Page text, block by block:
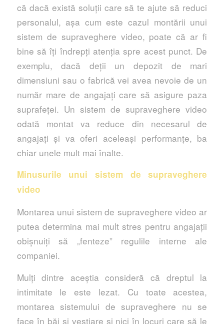
că dacă există soluții care să te ajute să reduci
personalul, așa cum este cazul montării unui
sistem de supraveghere video, poate că ar fi
bine să îți îndrepți atenția spre acest punct. De
exemplu, dacă deții un depozit de mari
dimensiuni sau o fabrică vei avea nevoie de un
număr mare de angajați care să asigure paza
suprafeței. Un sistem de supraveghere video
odată montat va reduce din necesarul de
angajați și va oferi aceleași performanțe, ba
chiar unele mult mai înalte.
Minusurile unui sistem de supraveghere
video
Montarea unui sistem de supraveghere video ar
putea determina mai mult stres pentru angajații
obișnuiți să „fenteze” regulile interne ale
companiei.
Mulți dintre aceștia consideră că dreptul la
intimitate le este lezat. Cu toate acestea,
montarea sistemului de supraveghere nu se
face în băi și vestiare și nici în locuri care să le